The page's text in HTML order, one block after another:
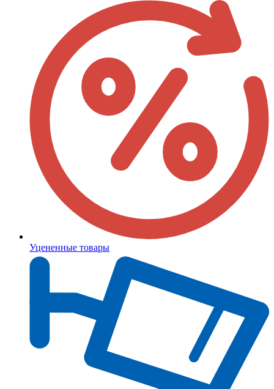
Уцененные товары